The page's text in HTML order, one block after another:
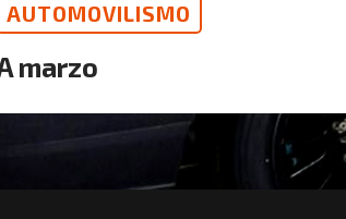
AUTOMOVILISMO
marzo